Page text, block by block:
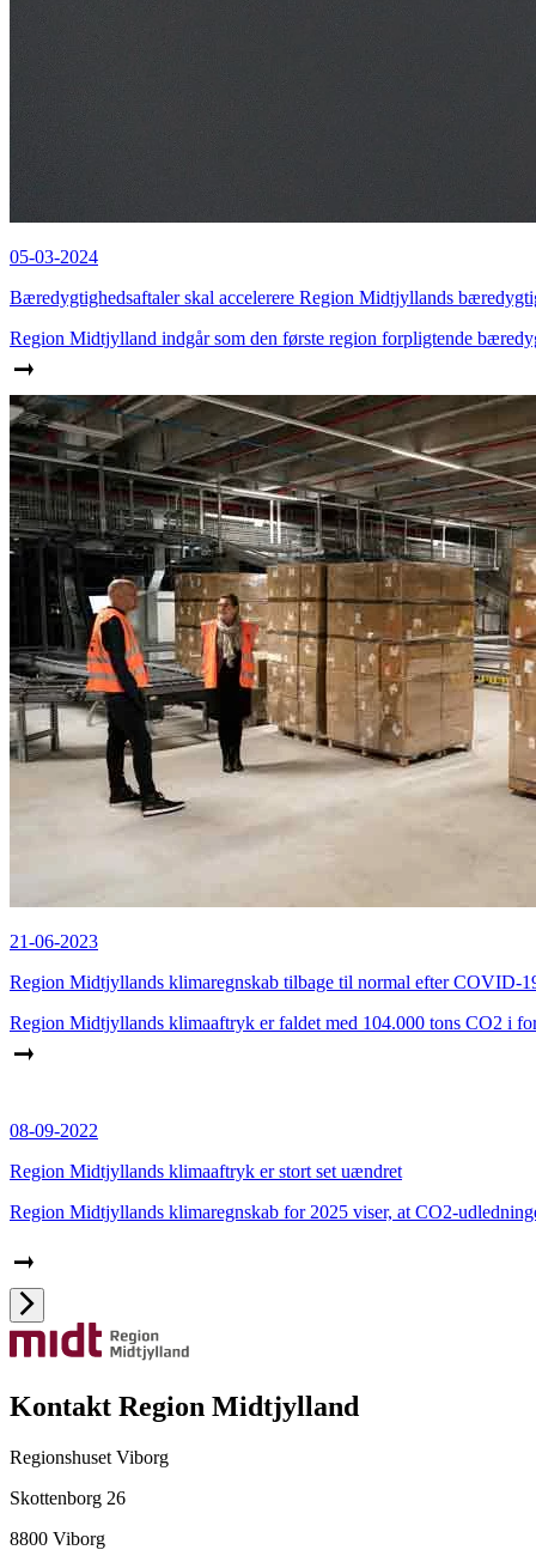
05-03-2024
Bæredygtighedsaftaler skal accelerere Region Midtjyllands
Region Midtjylland indgår som den første region forpligtende
21-06-2023
Region Midtjyllands klimaregnskab tilbage til normal efter COVID-
Region Midtjyllands klimaaftryk er faldet med 104.000 tons CO2 i
08-09-2022
Region Midtjyllands klimaaftryk er stort set uændret
Region Midtjyllands klimaregnskab for 2025 viser, at CO2-
Kontakt Region Midtjylland
Regionshuset Viborg
Skottenborg 26
8800 Viborg